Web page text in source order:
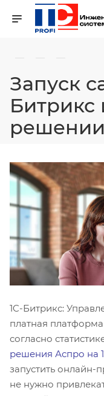
— — —
Запуск
Битрикс
1C-Битрикс:
платная
согласно
решения Аспро на
запустить онлайн-
не нужно